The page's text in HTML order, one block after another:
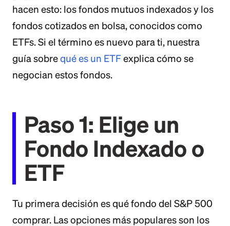
hacen esto: los fondos mutuos indexados y los
fondos cotizados en bolsa, conocidos como
ETFs. Si el término es nuevo para ti, nuestra
guía sobrequé es un ETFexplica cómo se
negocian estos fondos.
Paso 1: Elige un
Fondo Indexado o
ETF
Tu primera decisión es qué fondo del S&P 500
comprar. Las opciones más populares son los